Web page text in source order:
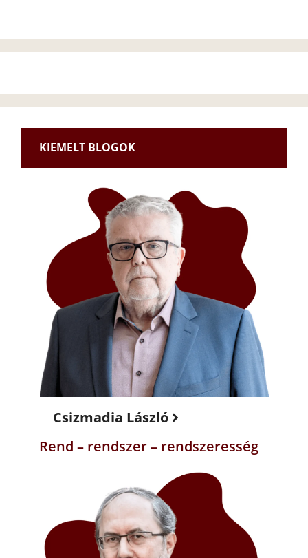
KIEMELT BLOGOK
Csizmadia László
Rend – rendszer – rendszeresség